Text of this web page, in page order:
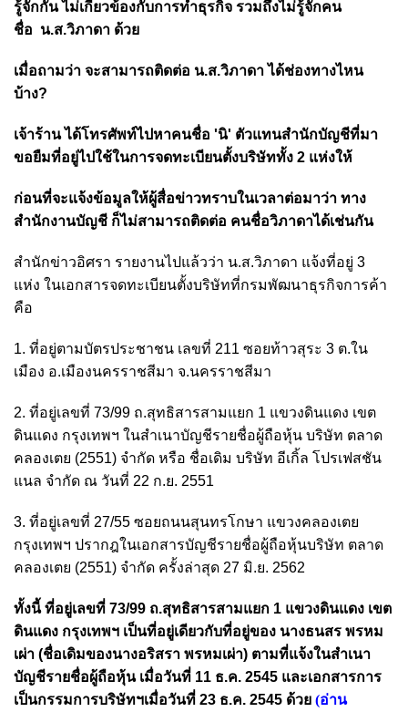
รู้จักกัน ไม่เกี่ยวข้องกับการทำธุรกิจ รวมถึงไม่รู้จักคน
ชื่อ น.ส.วิภาดา ด้วย
เมื่อถามว่า จะสามารถติดต่อ น.ส.วิภาดา ได้ช่องทางไหน
บ้าง?
เจ้าร้าน ได้โทรศัพท์ไปหาคนชื่อ 'นิ' ตัวแทนสำนักบัญชีที่มา
ขอยืมที่อยู่ไปใช้ในการจดทะเบียนตั้งบริษัททั้ง 2 แห่งให้
ก่อนที่จะแจ้งข้อมูลให้ผู้สื่อข่าวทราบในเวลาต่อมาว่า ทาง
สำนักงานบัญชี ก็ไม่สามารถติดต่อ คนชื่อวิภาดาได้เช่นกัน
สำนักข่าวอิศรา รายงานไปแล้วว่า น.ส.วิภาดา แจ้งที่อยู่ 3
แห่ง ในเอกสารจดทะเบียนตั้งบริษัทที่กรมพัฒนาธุรกิจการค้า
คือ
1. ที่อยู่ตามบัตรประชาชน เลขที่ 211 ซอยท้าวสุระ 3 ต.ใน
เมือง อ.เมืองนครราชสีมา จ.นครราชสีมา
2. ที่อยู่เลขที่ 73/99 ถ.สุทธิสารสามแยก 1 แขวงดินแดง เขต
ดินแดง กรุงเทพฯ ในสำเนาบัญชีรายชื่อผู้ถือหุ้น บริษัท ตลาด
คลองเตย (2551) จำกัด หรือ ชื่อเดิม บริษัท อีเกิ้ล โปรเฟสชัน
แนล จำกัด ณ วันที่ 22 ก.ย. 2551
3. ที่อยู่เลขที่ 27/55 ซอยถนนสุนทรโกษา แขวงคลองเตย
กรุงเทพฯ ปรากฎในเอกสารบัญชีรายชื่อผู้ถือหุ้นบริษัท ตลาด
คลองเตย (2551) จำกัด ครั้งล่าสุด 27 มิ.ย. 2562
ทั้งนี้ ที่อยู่เลขที่ 73/99 ถ.สุทธิสารสามแยก 1 แขวงดินแดง เขต
ดินแดง กรุงเทพฯ เป็นที่อยู่เดียวกับที่อยู่ของ นางธนสร พรหม
เผ่า (ชื่อเดิมของนางอริสรา พรหมเผ่า) ตามที่แจ้งในสำเนา
บัญชีรายชื่อผู้ถือหุ้น เมื่อวันที่ 11 ธ.ค. 2545 และเอกสารการ
เป็นกรรมการบริษัทฯเมื่อวันที่ 23 ธ.ค. 2545 ด้วย (อ่าน